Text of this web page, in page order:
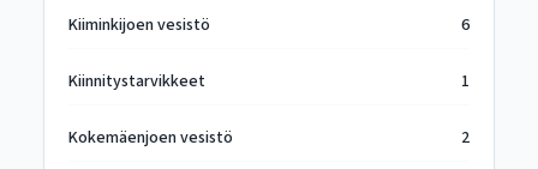
Kiiminkijoen vesistö 6
Kiinnitystarvikkeet 1
Kokemäenjoen vesistö 2